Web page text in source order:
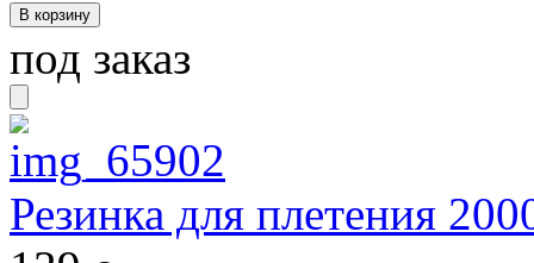
под заказ
Резинка для плетения